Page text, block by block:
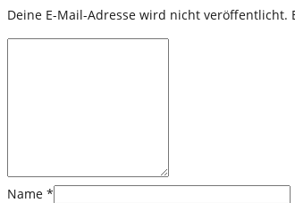
Deine E-Mail-Adresse wird nicht veröffentlicht.
Name *